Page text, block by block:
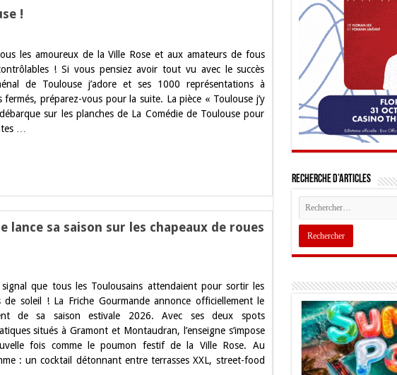
!
les amoureux de la Ville Rose et aux amateurs de fous
! Si vous pensiez avoir tout vu avec le succès
de Toulouse j’adore et ses 1000 représentations à
fermés, préparez-vous pour la suite. La pièce « Toulouse j’y
sur les planches de La Comédie de Toulouse pour
…
lance sa saison sur les chapeaux de roues
signal que tous les Toulousains attendaient pour sortir les
de soleil ! La Friche Gourmande annonce officiellement le
de sa saison estivale 2026. Avec ses deux spots
situés à Gramont et Montaudran, l’enseigne s’impose
fois comme le poumon festif de la Ville Rose. Au
: un cocktail détonnant entre terrasses XXL, street-food
Recherche d’articles